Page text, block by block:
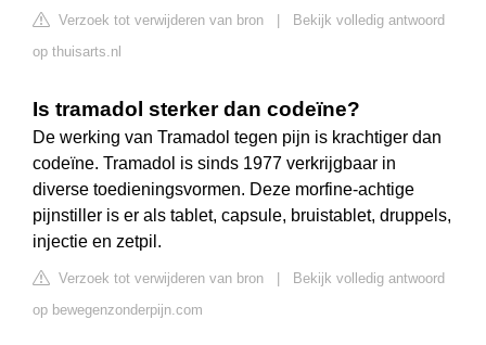
Verzoek tot verwijderen van bron
Bekijk volledig antwoord
op thuisarts.nl
Is tramadol sterker dan codeïne?
De werking van Tramadol tegen pijn is krachtiger dan
codeïne. Tramadol is sinds 1977 verkrijgbaar in
diverse toedieningsvormen. Deze morfine-achtige
pijnstiller is er als tablet, capsule, bruistablet, druppels,
injectie en zetpil.
Verzoek tot verwijderen van bron
Bekijk volledig antwoord
op bewegenzonderpijn.com